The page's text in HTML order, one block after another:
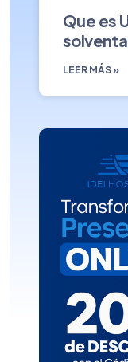
Que es
LEER MÁS »